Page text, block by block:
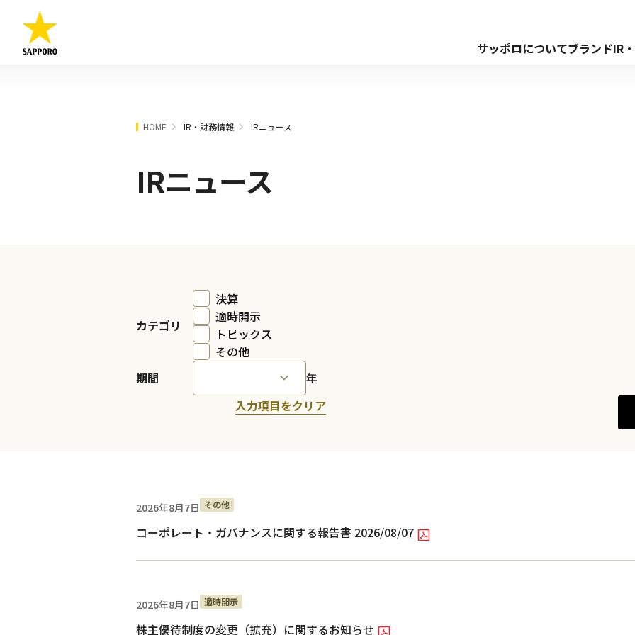
サッポロについてブランドIR
HOME IR・財務情報 IRニュース
IRニュース
カテゴリ
決算
適時開示
トピックス
その他
期間
年
入力項目をクリア
2026年8月7日 その他
コーポレート・ガバナンスに関する報告書 2026/08/07
2026年8月7日 適時開示
株主優待制度の変更（拡充）に関するお知らせ